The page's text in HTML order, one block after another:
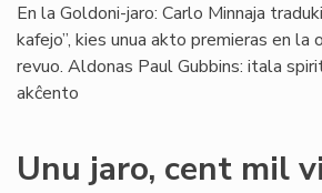
En la Goldoni-jaro: Carlo Minnaja
kafejo”, kies unua akto premieras en la
revuo. Aldonas Paul Gubbins: itala
akĉento
Unu jaro, cent mil